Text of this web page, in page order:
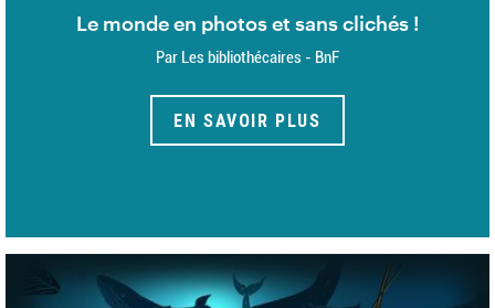
Le monde en photos et sans clichés !
Par Les bibliothécaires - BnF
EN SAVOIR PLUS